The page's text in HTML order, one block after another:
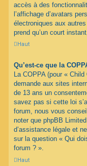
accès à des
l’affichage d’avatars
électroniques aux
prend qu’un court
Haut
Qu’est-ce que la
La COPPA (pour «
demande aux sites
de 13 ans un
savez pas si cette loi
forum, nous vous
noter que phpBB
d’assistance légale et
sur la question « Qui
forum ? ».
Haut